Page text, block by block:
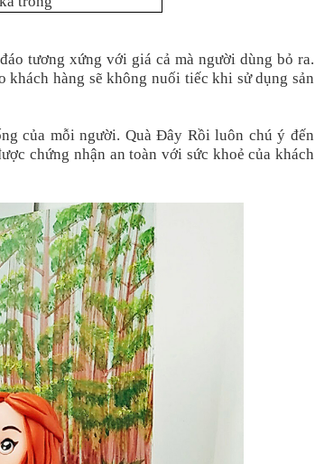
tương xứng với giá cả mà người dùng bỏ ra.
hàng sẽ không nuối tiếc khi sử dụng sản
của mỗi người. Quà Đây Rồi luôn chú ý đến
chứng nhận an toàn với sức khoẻ của khách